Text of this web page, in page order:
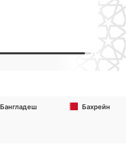
Бангладеш Бахрейн